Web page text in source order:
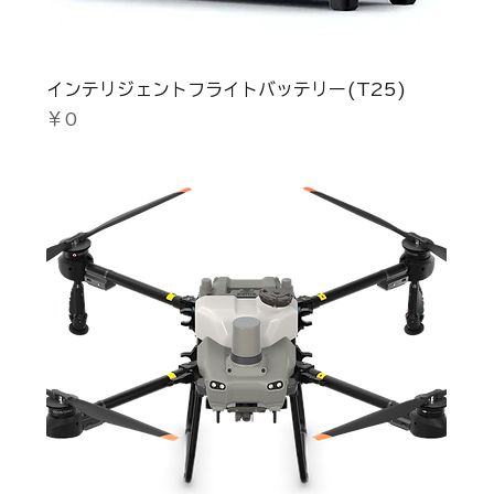
インテリジェントフライトバッテリー(T25)
価格
￥0